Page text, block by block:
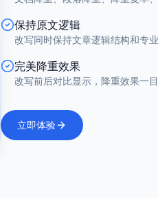
保持原文逻辑
改写同时保持文章逻辑结构和专
完美降重效果
改写前后对比显示，降重效果一
立即体验